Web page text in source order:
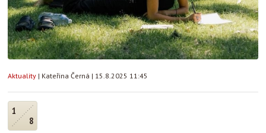
Aktuality | Kateřina Černá | 15.8.2025 11:45
1
8